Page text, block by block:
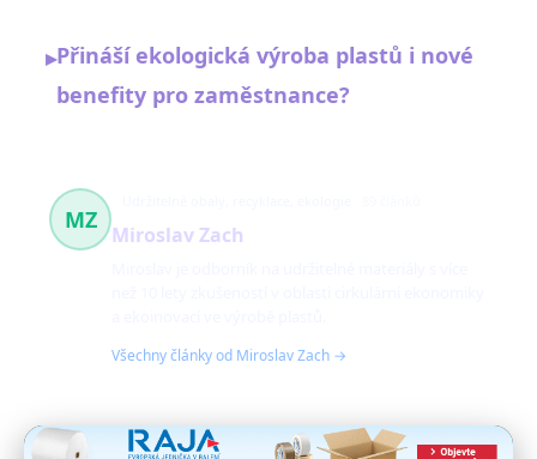
▸Přináší ekologická výroba plastů i nové
benefity pro zaměstnance?
MZ
Miroslav Zach
Všechny články od Miroslav Zach →